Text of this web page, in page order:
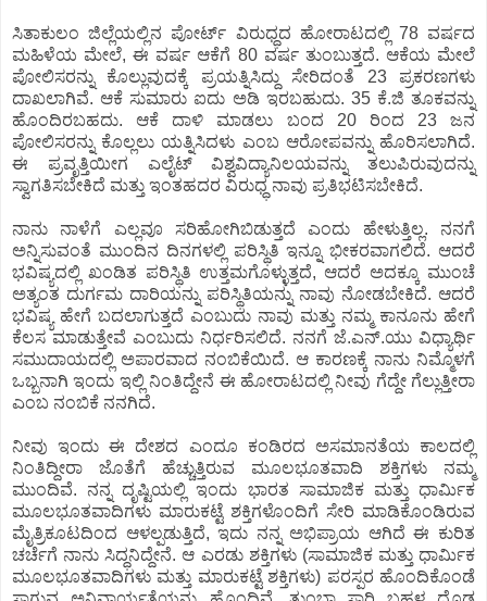
ಸಿತಾಕುಲಂ ಜಿಲ್ಲೆಯಲ್ಲಿನ ಪೋರ್ಟ್ ವಿರುಧ್ಧದ ಹೋರಾಟದಲ್ಲಿ 78 ವರ್ಷದ
ಮಹಿಳೆಯ ಮೇಲೆ, ಈ ವರ್ಷ ಆಕೆಗೆ 80 ವರ್ಷ ತುಂಬುತ್ತದೆ. ಆಕೆಯ ಮೇಲೆ
ಪೋಲಿಸರನ್ನು ಕೊಲ್ಲುವುದಕ್ಕೆ ಪ್ರಯತ್ನಿಸಿದ್ದು ಸೇರಿದಂತೆ 23 ಪ್ರಕರಣಗಳು
ದಾಖಲಾಗಿವೆ. ಆಕೆ ಸುಮಾರು ಐದು ಅಡಿ ಇರಬಹುದು. 35 ಕೆ.ಜಿ ತೂಕವನ್ನು
ಹೊಂದಿರಬಹದು. ಆಕೆ ದಾಳಿ ಮಾಡಲು ಬಂದ 20 ರಿಂದ 23 ಜನ
ಪೋಲಿಸರನ್ನು ಕೊಲ್ಲಲು ಯತ್ನಿಸಿದಳು ಎಂಬ ಆರೋಪವನ್ನು ಹೊರಿಸಲಾಗಿದೆ.
ಈ ಪ್ರವೃತ್ತಿಯೀಗ ಎಲೈಟ್ ವಿಶ್ವವಿದ್ಯಾನಿಲಯವನ್ನು ತಲುಪಿರುವುದನ್ನು
ಸ್ವಾಗತಿಸಬೇಕಿದೆ ಮತ್ತು ಇಂತಹದರ ವಿರುಧ್ಧ ನಾವು ಪ್ರತಿಭಟಿಸಬೇಕಿದೆ.
ನಾನು ನಾಳೆಗೆ ಎಲ್ಲವೂ ಸರಿಹೋಗಿಬಿಡುತ್ತದೆ ಎಂದು ಹೇಳುತ್ತಿಲ್ಲ. ನನಗೆ
ಅನ್ನಿಸುವಂತೆ ಮುಂದಿನ ದಿನಗಳಲ್ಲಿ ಪರಿಸ್ಥಿತಿ ಇನ್ನೂ ಭೀಕರವಾಗಲಿದೆ. ಆದರೆ
ಭವಿಷ್ಯದಲ್ಲಿ ಖಂಡಿತ ಪರಿಸ್ಥಿತಿ ಉತ್ತಮಗೊಳ್ಳುತ್ತದೆ, ಆದರೆ ಅದಕ್ಕೂ ಮುಂಚೆ
ಅತ್ಯಂತ ದುರ್ಗಮ ದಾರಿಯನ್ನು ಪರಿಸ್ಥಿತಿಯನ್ನು ನಾವು ನೋಡಬೇಕಿದೆ. ಆದರೆ
ಭವಿಷ್ಯ ಹೇಗೆ ಬದಲಾಗುತ್ತದೆ ಎಂಬುದು ನಾವು ಮತ್ತು ನಮ್ಮ ಕಾನೂನು ಹೇಗೆ
ಕೆಲಸ ಮಾಡುತ್ತೇವೆ ಎಂಬುದು ನಿರ್ಧರಿಸಲಿದೆ. ನನಗೆ ಜೆ.ಎನ್.ಯು ವಿಧ್ಯಾರ್ಥಿ
ಸಮುದಾಯದಲ್ಲಿ ಅಪಾರವಾದ ನಂಬಿಕೆಯಿದೆ. ಆ ಕಾರಣಕ್ಕೆ ನಾನು ನಿಮ್ಮೊಳಗೆ
ಒಬ್ಬನಾಗಿ ಇಂದು ಇಲ್ಲಿ ನಿಂತಿದ್ದೇನೆ ಈ ಹೋರಾಟದಲ್ಲಿ ನೀವು ಗೆದ್ದೇ ಗೆಲ್ಲುತ್ತೀರಾ
ಎಂಬ ನಂಬಿಕೆ ನನಗಿದೆ.
ನೀವು ಇಂದು ಈ ದೇಶದ ಎಂದೂ ಕಂಡಿರದ ಅಸಮಾನತೆಯ ಕಾಲದಲ್ಲಿ
ನಿಂತಿದ್ದೀರಾ ಜೊತೆಗೆ ಹೆಚ್ಚುತ್ತಿರುವ ಮೂಲಭೂತವಾದಿ ಶಕ್ತಿಗಳು ನಮ್ಮ
ಮುಂದಿವೆ. ನನ್ನ ದೃಷ್ಟಿಯಲ್ಲಿ ಇಂದು ಭಾರತ ಸಾಮಾಜಿಕ ಮತ್ತು ಧಾರ್ಮಿಕ
ಮೂಲಭೂತವಾದಿಗಳು ಮಾರುಕಟ್ಟೆ ಶಕ್ತಿಗಳೊಂದಿಗೆ ಸೇರಿ ಮಾಡಿಕೊಂಡಿರುವ
ಮೈತ್ರಿಕೂಟದಿಂದ ಆಳಲ್ಪಡುತ್ತಿದೆ, ಇದು ನನ್ನ ಅಭಿಪ್ರಾಯ ಆಗಿದೆ ಈ ಕುರಿತ
ಚರ್ಚೆಗೆ ನಾನು ಸಿದ್ಧನಿದ್ದೇನೆ. ಆ ಎರಡು ಶಕ್ತಿಗಳು (ಸಾಮಾಜಿಕ ಮತ್ತು ಧಾರ್ಮಿಕ
ಮೂಲಭೂತವಾದಿಗಳು ಮತ್ತು ಮಾರುಕಟ್ಟೆ ಶಕ್ತಿಗಳು) ಪರಸ್ಪರ ಹೊಂದಿಕೊಂಡೆ